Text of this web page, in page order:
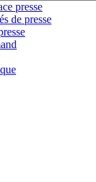
presse
de presse